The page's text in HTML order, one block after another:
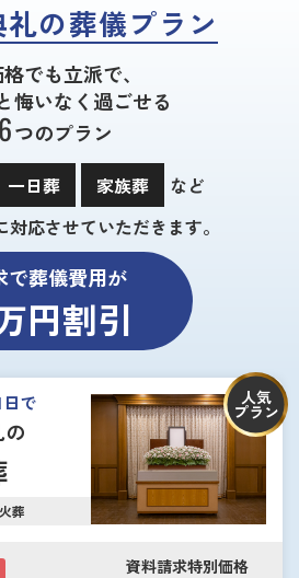
の葬儀プラン
でも立派で、
悔いなく過ごせる
6つのプラン
一日葬 家族葬
など
応させていただきます。
で葬儀費用が
円割引
で
葬
人気
プラン
資料請求特別価格